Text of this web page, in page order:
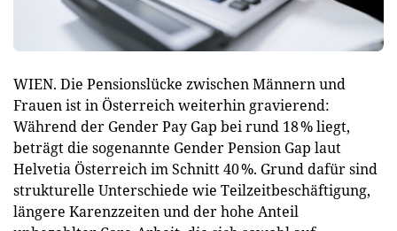
WIEN. Die Pensionslücke zwischen Männern und
Frauen ist in Österreich weiterhin gravierend:
Während der Gender Pay Gap bei rund 18 % liegt,
beträgt die sogenannte Gender Pension Gap laut
Helvetia Österreich im Schnitt 40 %. Grund dafür sind
strukturelle Unterschiede wie Teilzeitbeschäftigung,
längere Karenzzeiten und der hohe Anteil